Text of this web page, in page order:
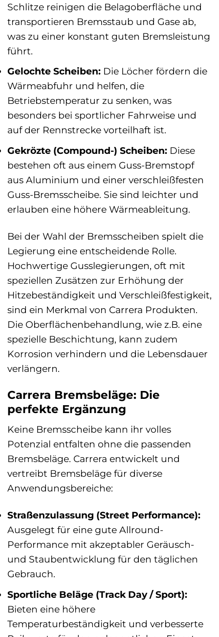
Schlitze reinigen die Belagoberfläche und
transportieren Bremsstaub und Gase ab,
was zu einer konstant guten Bremsleistung
führt.
Gelochte Scheiben: Die Löcher fördern die
Wärmeabfuhr und helfen, die
Betriebstemperatur zu senken, was
besonders bei sportlicher Fahrweise und
auf der Rennstrecke vorteilhaft ist.
Gekrözte (Compound-) Scheiben: Diese
bestehen oft aus einem Guss-Bremstopf
aus Aluminium und einer verschleißfesten
Guss-Bremsscheibe. Sie sind leichter und
erlauben eine höhere Wärmeableitung.
Bei der Wahl der Bremsscheiben spielt die
Legierung eine entscheidende Rolle.
Hochwertige Gusslegierungen, oft mit
speziellen Zusätzen zur Erhöhung der
Hitzebeständigkeit und Verschleißfestigkeit,
sind ein Merkmal von Carrera Produkten.
Die Oberflächenbehandlung, wie z.B. eine
spezielle Beschichtung, kann zudem
Korrosion verhindern und die Lebensdauer
verlängern.
Carrera Bremsbeläge: Die
perfekte Ergänzung
Keine Bremsscheibe kann ihr volles
Potenzial entfalten ohne die passenden
Bremsbeläge. Carrera entwickelt und
vertreibt Bremsbeläge für diverse
Anwendungsbereiche:
Straßenzulassung (Street Performance):
Ausgelegt für eine gute Allround-
Performance mit akzeptabler Geräusch-
und Staubentwicklung für den täglichen
Gebrauch.
Sportliche Beläge (Track Day / Sport):
Bieten eine höhere
Temperaturbeständigkeit und verbesserte